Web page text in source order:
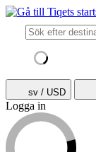
sv / USD
Logga in